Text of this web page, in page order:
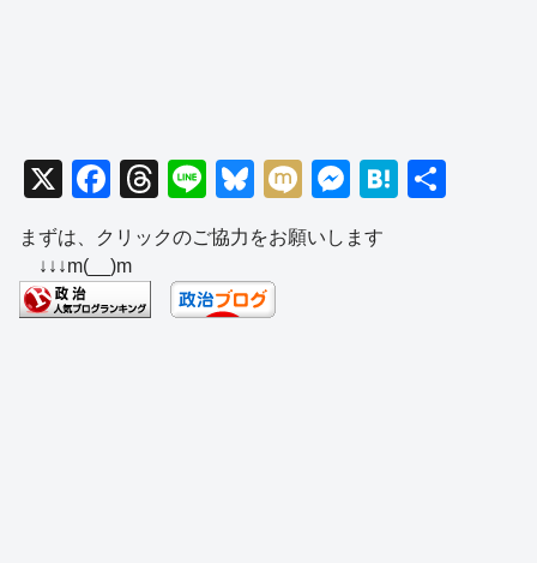
X
F
a
c
e
b
T
hr
e
a
d
Li
n
e
Bl
u
e
sk
y
M
ixi
M
e
ss
H
まずは、クリックのご協力をお願いします
↓↓↓m(__)m